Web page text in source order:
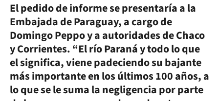
El pedido de informe se presentaría a la
Embajada de Paraguay, a cargo de
Domingo Peppo y a autoridades de Chaco
y Corrientes. “El río Paraná y todo lo que
el significa, viene padeciendo su bajante
más importante en los últimos 100 años, a
lo que se le suma la negligencia por parte